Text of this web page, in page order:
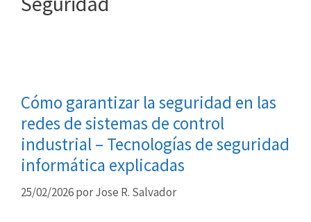
Cómo garantizar la seguridad en las
redes de sistemas de control
industrial – Tecnologías de seguridad
informática explicadas
25/02/2026porJose R. Salvador